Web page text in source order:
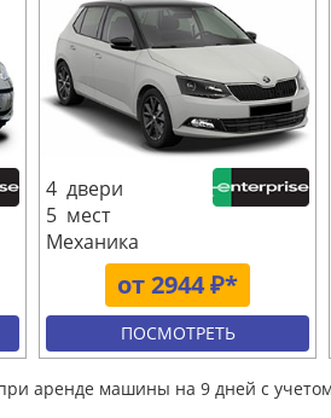
от 2944 ₽*
4 двери
5 мест
Механика
ПОСМОТРЕТЬ
аренде машины на 9 дней с